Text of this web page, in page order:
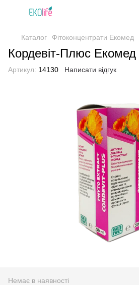
Каталог Фітоконцентрати Екомед
Кордевіт-Плюс Екомед
Артикул: 14130 Написати відгук
Немає в наявності